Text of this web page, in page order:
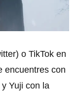
o TikTok en
encuentres con
Yuji con la